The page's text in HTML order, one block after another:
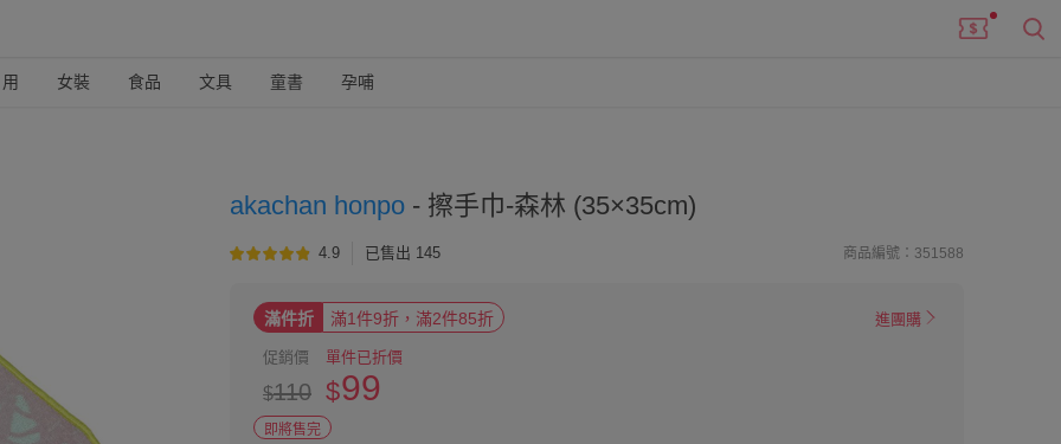
女裝 食品 文具 童書 孕哺
akachan honpo - 擦手巾-森林 (35×35cm)
4.9 已售出 145 商品編號：351588
滿件折 滿1件9折，滿2件85折 進團購
促銷價
$110
單件已折價
$99
即將售完